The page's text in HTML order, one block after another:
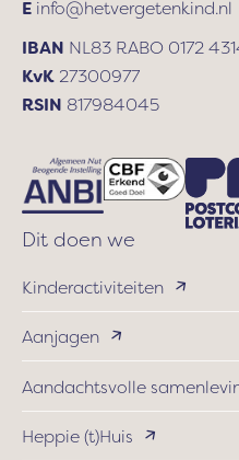
E info@hetvergetenkind.nl
IBAN NL83 RABO 0172
KvK 27300977
RSIN 817984045
Dit doen we
Kinderactiviteiten
Aanjagen
Aandachtsvolle
Heppie (t)Huis